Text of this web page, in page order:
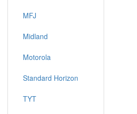
MFJ
Midland
Motorola
Standard Horizon
TYT